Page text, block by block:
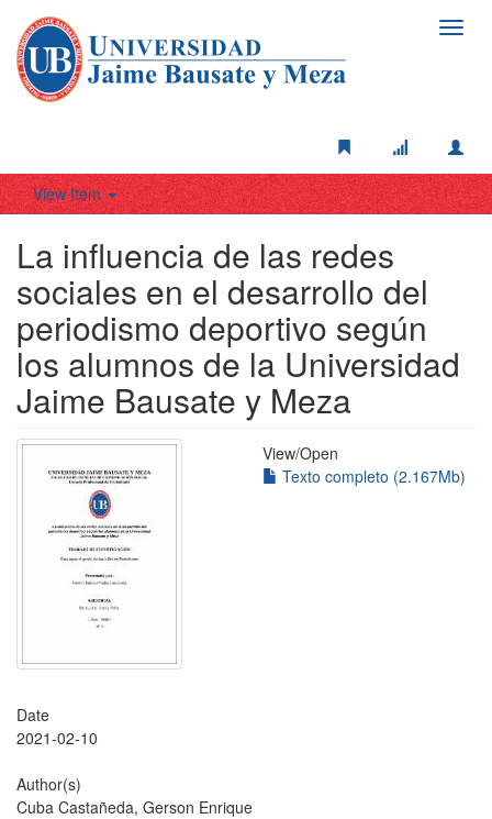
View Item
La influencia de las redes
sociales en el desarrollo del
periodismo deportivo según
los alumnos de la Universidad
Jaime Bausate y Meza
View/Open
Texto completo (2.167Mb)
Date
2021-02-10
Author(s)
Cuba Castañeda, Gerson Enrique